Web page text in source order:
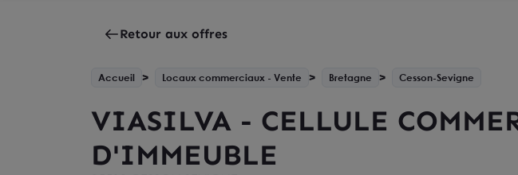
Retour aux offres
Accueil Locaux commerciaux - Vente Bretagne Cesson-Sevigne
VIASILVA - CELLULE
D'IMMEUBLE